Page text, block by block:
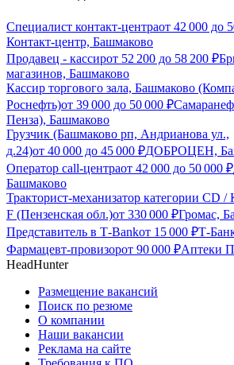
Специалист контакт-центраот 42 000 до
Контакт-центр, Башмаково
Продавец - кассирот 52 200 до 58 200 ₽
магазинов, Башмаково
Кассир торгового зала, Башмаково
Роснефть)от 39 000 до 50 000 ₽
Пенза), Башмаково
Грузчик (Башмаково рп, Андрианова ул.,
д.24)от 40 000 до 45 000 ₽ДОБРОЦЕН,
Оператор call-центраот 42 000 до 50 000 ₽
Башмаково
Тракторист-механизатор категории CD /
F (Пензенская обл.)от 330 000 ₽Громас,
Представитель в Т-Bankот 15 000 ₽Т-
Фармацевт-провизорот 90 000 ₽Аптеки
HeadHunter
Размещение вакансий
Поиск по резюме
О компании
Наши вакансии
Реклама на сайте